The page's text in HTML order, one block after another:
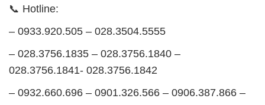
📞 Hotline:
– 0933.920.505 – 028.3504.5555
– 028.3756.1835 – 028.3756.1840 –
028.3756.1841- 028.3756.1842
– 0932.660.696 – 0901.326.566 – 0906.387.866 –